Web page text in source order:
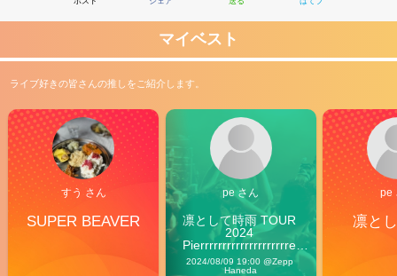
マイベスト
ライブ好きの皆さんの推しをご紹介します。
すう さん
SUPER BEAVER
pe さん
凛として時雨 TOUR
2024
Pierrrrrrrrrrrrrrrrrrrre
Vibes
2024/08/09 19:00 @Zepp
Haneda
pe
凛と